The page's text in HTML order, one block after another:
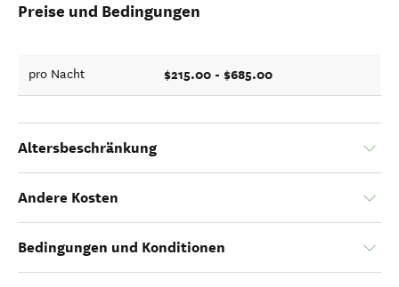
Preise und Bedingungen
pro Nacht $215.00 - $685.00
Altersbeschränkung
Andere Kosten
Bedingungen und Konditionen